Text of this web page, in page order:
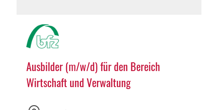
Ausbilder (m/w/d) für den Bereich
Wirtschaft und Verwaltung